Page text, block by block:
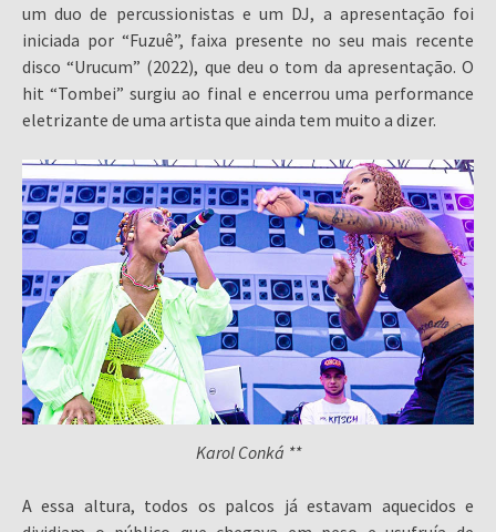
um duo de percussionistas e um DJ, a apresentação foi
iniciada por “Fuzuê”, faixa presente no seu mais recente
disco “Urucum” (2022), que deu o tom da apresentação. O
hit “Tombei” surgiu ao final e encerrou uma performance
eletrizante de uma artista que ainda tem muito a dizer.
Karol Conká **
A essa altura, todos os palcos já estavam aquecidos e